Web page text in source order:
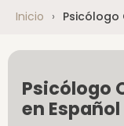
Inicio Psicólogo
Psicólogo
en Español